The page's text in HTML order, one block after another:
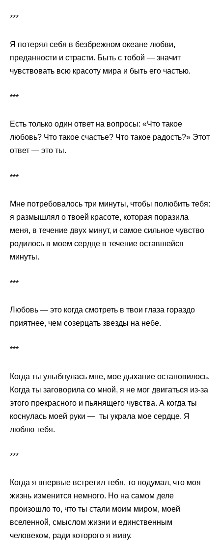
***
Я потерял себя в безбрежном океане любви,
преданности и страсти. Быть с тобой — значит
чувствовать всю красоту мира и быть его частью.
***
Есть только один ответ на вопросы: «Что такое
любовь? Что такое счастье? Что такое радость?» Этот
ответ — это ты.
***
Мне потребовалось три минуты, чтобы полюбить тебя:
я размышлял о твоей красоте, которая поразила
меня, в течение двух минут, и самое сильное чувство
родилось в моем сердце в течение оставшейся
минуты.
***
Любовь — это когда смотреть в твои глаза гораздо
приятнее, чем созерцать звезды на небе.
***
Когда ты улыбнулась мне, мое дыхание остановилось.
Когда ты заговорила со мной, я не мог двигаться из-за
этого прекрасного и пьянящего чувства. А когда ты
коснулась моей руки — ты украла мое сердце. Я
люблю тебя.
***
Когда я впервые встретил тебя, то подумал, что моя
жизнь изменится немного. Но на самом деле
произошло то, что ты стали моим миром, моей
вселенной, смыслом жизни и единственным
человеком, ради которого я живу.